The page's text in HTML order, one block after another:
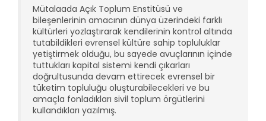
Mütalaada Açık Toplum Enstitüsü ve
bileşenlerinin amacının dünya üzerindeki farklı
kültürleri yozlaştırarak kendilerinin kontrol altında
tutabildikleri evrensel kültüre sahip topluluklar
yetiştirmek olduğu, bu sayede avuçlarının içinde
tuttukları kapital sistemi kendi çıkarları
doğrultusunda devam ettirecek evrensel bir
tüketim topluluğu oluşturabilecekleri ve bu
amaçla fonladıkları sivil toplum örgütlerini
kullandıkları yazılmış.